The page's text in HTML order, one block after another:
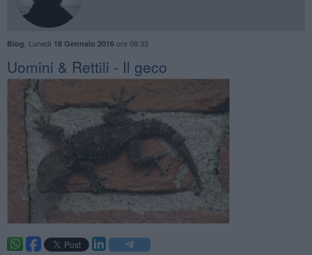
Blog Lunedì 18 Gennaio 2016ore 08:33
Uomini & Rettili - Il geco